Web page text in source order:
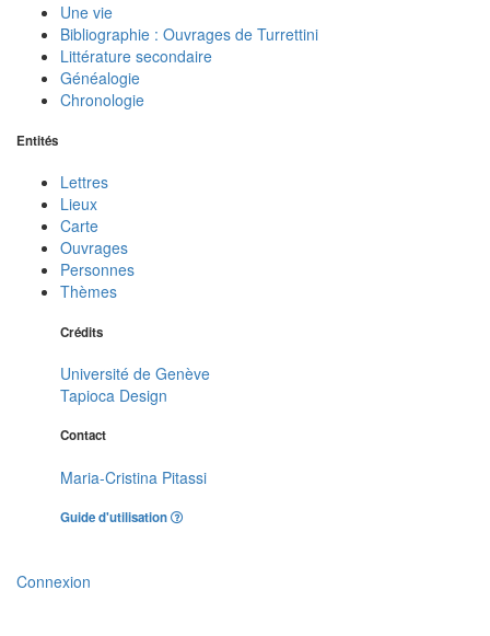
Une vie
Bibliographie : Ouvrages de Turrettini
Littérature secondaire
Généalogie
Chronologie
Entités
Lettres
Lieux
Carte
Ouvrages
Personnes
Thèmes
Crédits
Université de Genève
Tapioca Design
Contact
Maria-Cristina Pitassi
Guide d'utilisation
Connexion